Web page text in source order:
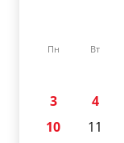
Пн Вт
3
4
10
11